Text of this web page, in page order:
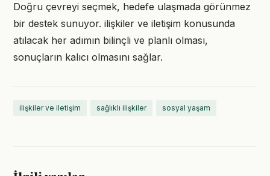
Doğru çevreyi seçmek, hedefe ulaşmada görünmez
bir destek sunuyor. ilişkiler ve iletişim konusunda
atılacak her adımın bilinçli ve planlı olması,
sonuçların kalıcı olmasını sağlar.
ilişkiler ve iletişim sağlıklı ilişkiler sosyal yaşam